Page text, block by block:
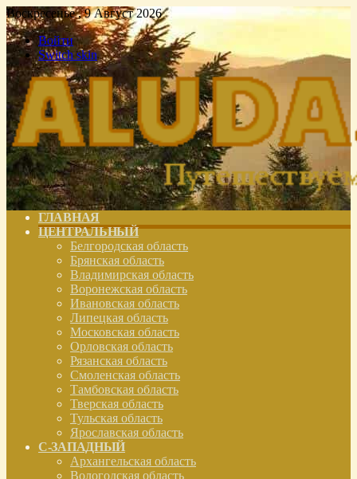
Воскресенье , 9 Август 2026
Войти
Switch skin
ГЛАВНАЯ
ЦЕНТРАЛЬНЫЙ
Белгородская область
Брянская область
Владимирская область
Воронежская область
Ивановская область
Липецкая область
Московская область
Орловская область
Рязанская область
Смоленская область
Тамбовская область
Тверская область
Тульская область
Ярославская область
С-ЗАПАДНЫЙ
Архангельская область
Вологодская область